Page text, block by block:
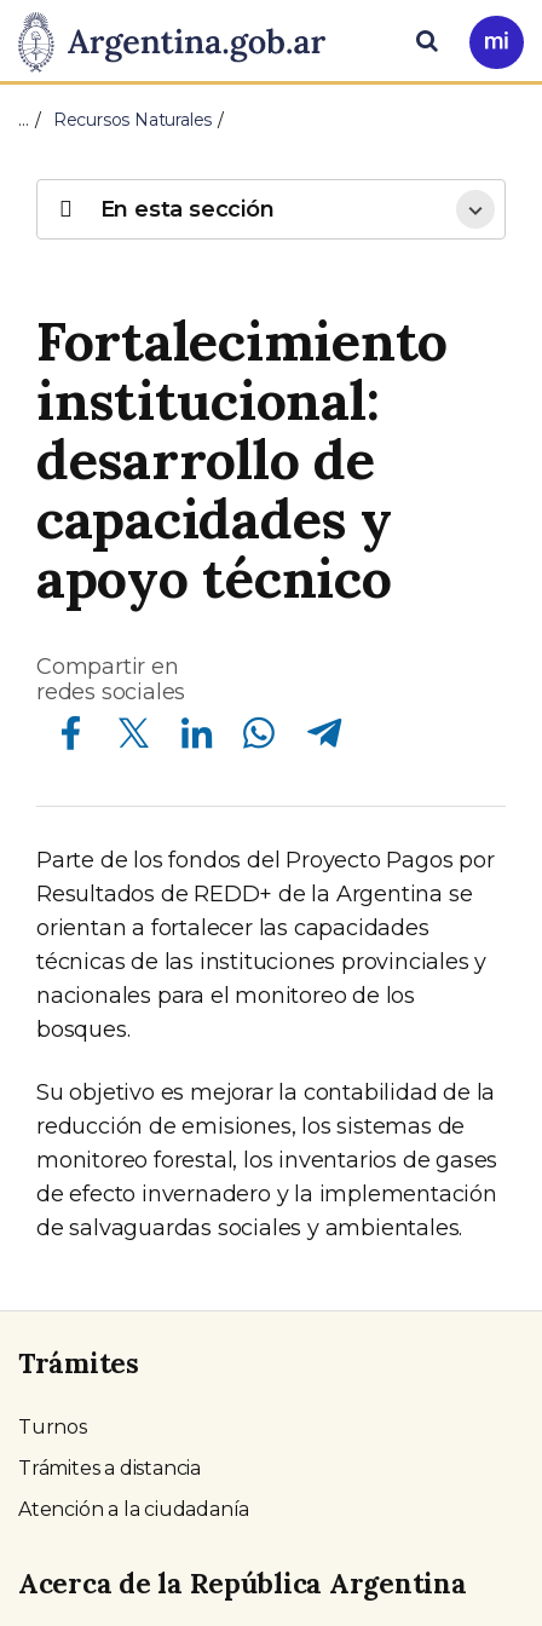
Presidencia
de
Nación
Pasar al contenido principal
Ir
a
Buscar
… Recursos Naturales
Fortalecimiento
institucional:
desarrollo de
capacidades y
apoyo técnico
Compartir en
redes sociales
Compartir en Facebook Compartir en Twitter Compartir en Linkedin Compartir en Whatsapp Compartir en Telegram
Parte de los fondos del Proyecto Pagos por
Resultados de REDD+ de la Argentina se
orientan a fortalecer las capacidades
técnicas de las instituciones provinciales y
nacionales para el monitoreo de los
bosques.
Su objetivo es mejorar la contabilidad de la
reducción de emisiones, los sistemas de
monitoreo forestal, los inventarios de gases
de efecto invernadero y la implementación
de salvaguardas sociales y ambientales.
En esta sección
Trámites
Turnos
Trámites a distancia
Atención a la ciudadanía
Acerca de la República Argentina